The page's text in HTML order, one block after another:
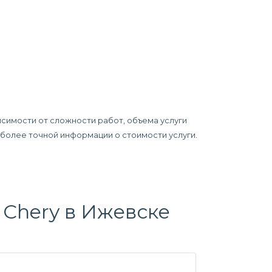
от сложности работ, объема услуги
точной информации о стоимости услуги.
в Ижевске